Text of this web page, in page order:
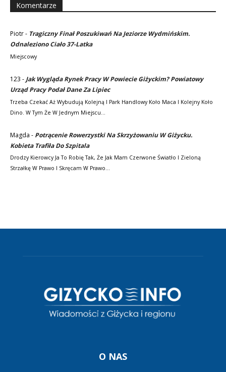
Komentarze
Piotr- Tragiczny Finał Poszukiwań Na Jeziorze Wydmińskim.
Odnaleziono Ciało 37-Latka
Miejscowy
123 - Jak Wygląda Rynek Pracy W Powiecie Giżyckim? Powiatowy
Urząd Pracy Podał Dane Za Lipiec
Trzeba Czekać Aż Wybudują Kolejną I Park Handlowy Koło Maca I Kolejny Koło
Dino. W Tym Że W Jednym Miejscu…
Magda - Potrącenie Rowerzystki Na Skrzyżowaniu W Giżycku.
Kobieta Trafiła Do Szpitala
Drodzy Kierowcy Ja To Robię Tak, Że Jak Mam Czerwone Światło I Zieloną
Strzałkę W Prawo I Skręcam W Prawo…
O NAS